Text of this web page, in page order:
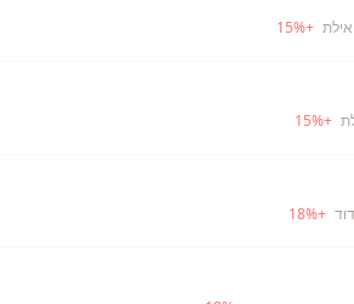
אילת +
15%
+
15%
+
18%